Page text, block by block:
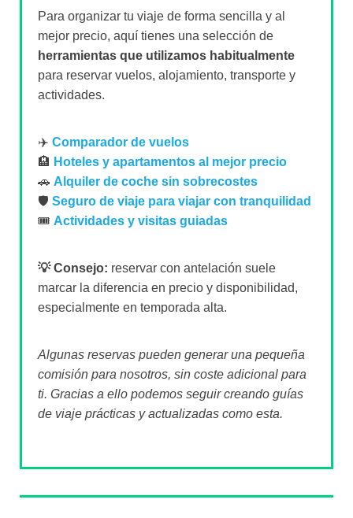
Para organizar tu viaje de forma sencilla y al
mejor precio, aquí tienes una selección de
herramientas que utilizamos habitualmente
para reservar vuelos, alojamiento, transporte y
actividades.
✈️ Comparador de vuelos
🏨 Hoteles y apartamentos al mejor precio
🚗 Alquiler de coche sin sobrecostes
🛡️ Seguro de viaje para viajar con tranquilidad
🎟️ Actividades y visitas guiadas
💡 Consejo: reservar con antelación suele
marcar la diferencia en precio y disponibilidad,
especialmente en temporada alta.
Algunas reservas pueden generar una pequeña
comisión para nosotros, sin coste adicional para
ti. Gracias a ello podemos seguir creando guías
de viaje prácticas y actualizadas como esta.